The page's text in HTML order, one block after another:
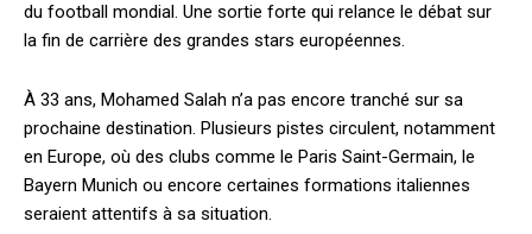
du football mondial. Une sortie forte qui relance le débat sur
la fin de carrière des grandes stars européennes.
À 33 ans, Mohamed Salah n’a pas encore tranché sur sa
prochaine destination. Plusieurs pistes circulent, notamment
en Europe, où des clubs comme le Paris Saint-Germain, le
Bayern Munich ou encore certaines formations italiennes
seraient attentifs à sa situation.